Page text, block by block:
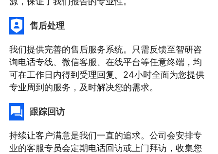
售后处理
我们提供完善的售后服务系统。只需反馈至智研咨
询电话专线、微信客服、在线平台等任意终端，均
可在工作日内得到受理回复。24小时全面为您提供
专业周到的服务，及时解决您的需求。
跟踪回访
持续让客户满意是我们一直的追求。公司会安排专
业的客服专员会定期电话回访或上门拜访，收集您